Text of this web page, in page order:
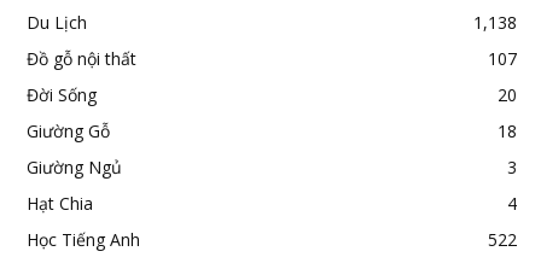
Du Lịch
1,138
Đồ gỗ nội thất
107
Đời Sống
20
Giường Gỗ
18
Giường Ngủ
3
Hạt Chia
4
Học Tiếng Anh
522